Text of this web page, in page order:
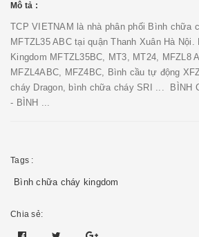
Mô tả :
TCP VIETNAM là nhà phân phối Bình chữa
MFTZL35 ABC tại quận Thanh Xuân Hà
Kingdom MFTZL35BC, MT3, MT24, MFZL8
MFZL4ABC, MFZ4BC, Bình cầu tự động
cháy Dragon, bình chữa cháy SRI ... BÌNH
- BÌNH ...
Tags :
Bình chữa cháy kingdom
Chia sẻ: